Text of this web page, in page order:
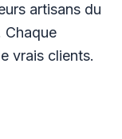
artisans du
Chaque
vrais clients.